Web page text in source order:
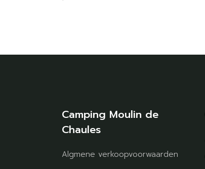
Camping Moulin de
Chaules
Algmene verkoopvoorwaarden